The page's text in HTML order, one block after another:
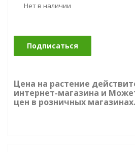
Нет в наличии
Подписаться
Цена на растение
интернет-магазина и
цен в розничных магазинах.